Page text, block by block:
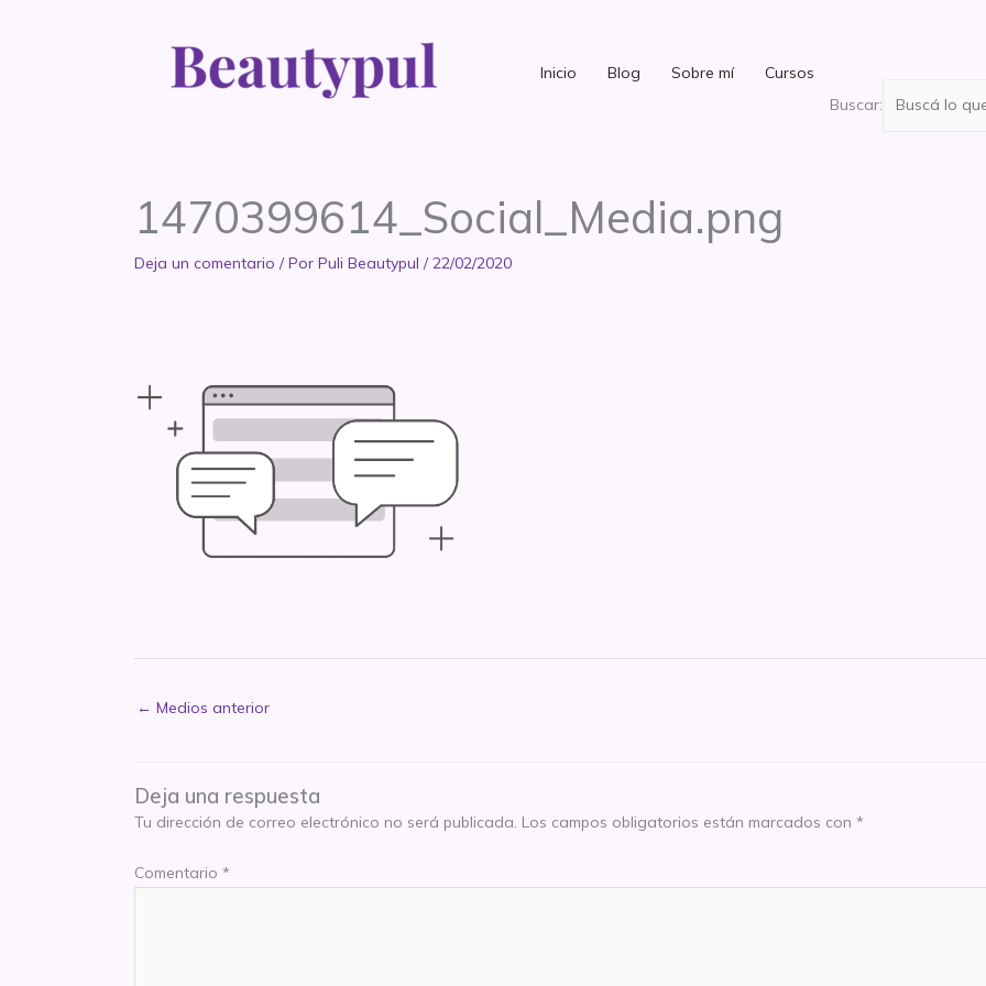
Inicio Blog Sobre mí
Cursos
Buscar:
1470399614_Social_Media.png
Deja un comentario / Por Puli Beautypul /22/02/2020
← Medios anterior
Deja una respuesta
Tu dirección de correo electrónico no será publicada. Los campos obligatorios están marcados con *
Comentario *